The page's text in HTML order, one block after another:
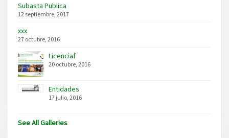
Subasta Publica
12 septiembre, 2017
xxx
27 octubre, 2016
Licenciaf
20 octubre, 2016
Entidades
17 julio, 2016
See All Galleries